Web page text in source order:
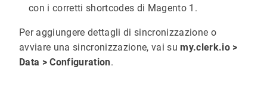
con i corretti shortcodes di Magento 1.
Per aggiungere dettagli di sincronizzazione o
avviare una sincronizzazione, vai sumy.clerk.io >
Data > Configuration.